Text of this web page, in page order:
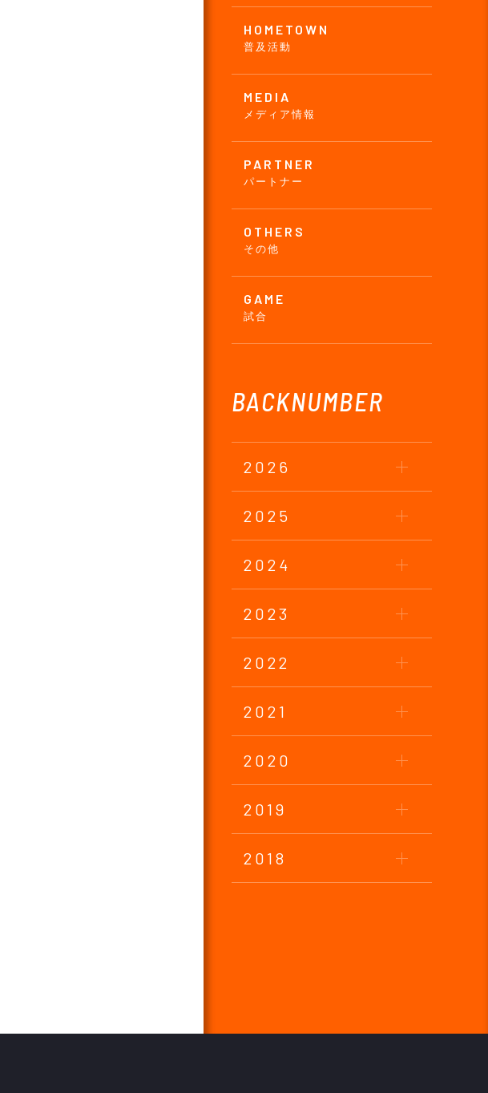
HOMETOWN
普及活動
MEDIA
メディア情報
PARTNER
パートナー
OTHERS
その他
GAME
試合
BACKNUMBER
2026
2025
2024
2023
2022
2021
2020
2019
2018